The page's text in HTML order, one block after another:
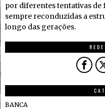
por diferentes tentativas de
sempre reconduzidas a
longo das gerações.
BANCA